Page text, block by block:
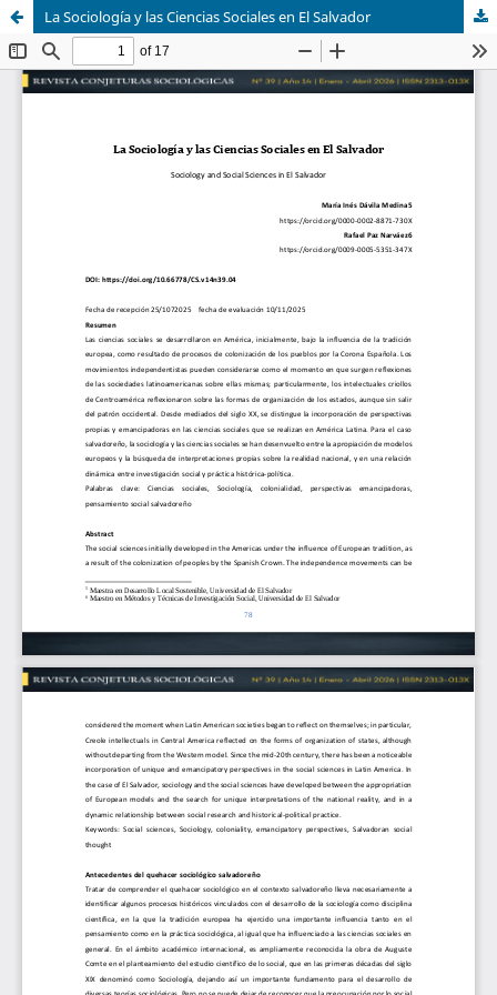
La Sociología y las Ciencias Sociales en El Salvador